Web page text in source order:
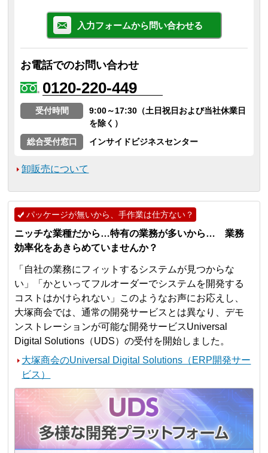
入力フォームから問い合わせる
お電話でのお問い合わせ
0120-220-449
受付時間
9:00～17:30（土日祝日および当社休業日
を除く）
総合受付窓口
インサイドビジネスセンター
卸販売について
パッケージが無いから、手作業は仕方ない？
ニッチな業種だから…特有の業務が多いから… 業務
効率化をあきらめていませんか？
「自社の業務にフィットするシステムが見つからな
い」「かといってフルオーダーでシステムを開発する
コストはかけられない」このようなお声にお応えし、
大塚商会では、通常の開発サービスとは異なり、デモ
ンストレーションが可能な開発サービスUniversal
Digital Solutions（UDS）の受付を開始しました。
大塚商会のUniversal Digital Solutions（ERP開発サー
ビス）